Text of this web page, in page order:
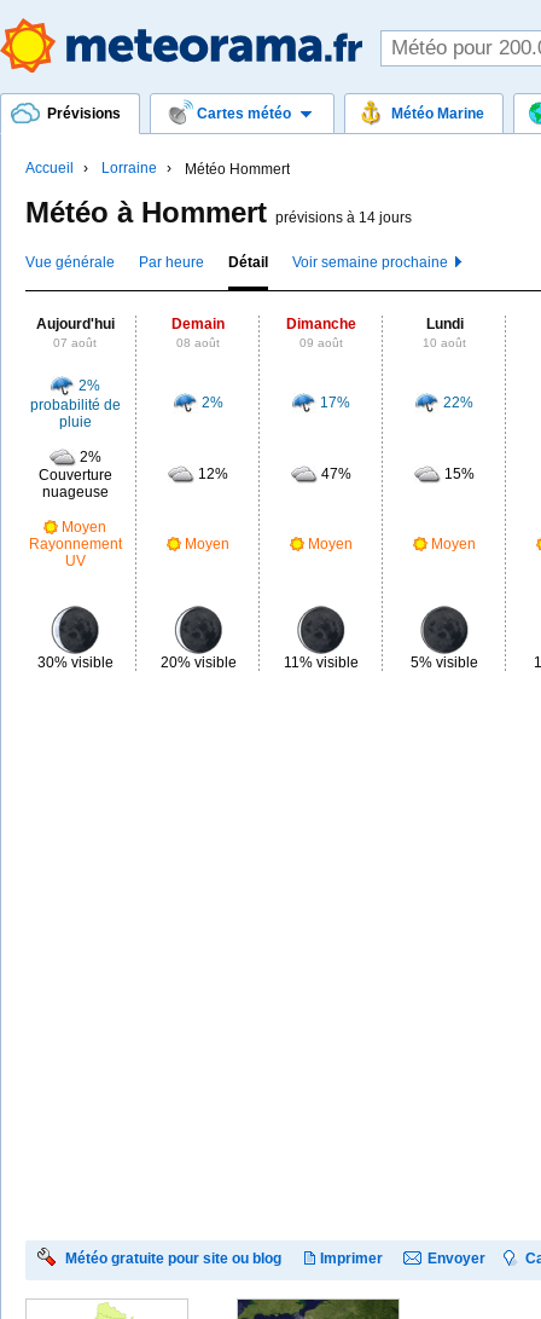
Prévisions Cartes météo Météo Marine
Accueil Lorraine Météo Hommert
Météo à Hommert prévisions à 14 jours
Vue générale Par heure Détail Voir semaine prochaine
Aujourd'hui
07 août
Demain
08 août
Dimanche
09 août
Lundi
10 août
2%
probabilité de
pluie
2% 17% 22%
2%
Couverture
nuageuse
12% 47% 15%
Moyen
Rayonnement
UV
Moyen Moyen Moyen
30% visible 20% visible 11% visible 5% visible
Météo gratuite pour site ou blog Imprimer Envoyer